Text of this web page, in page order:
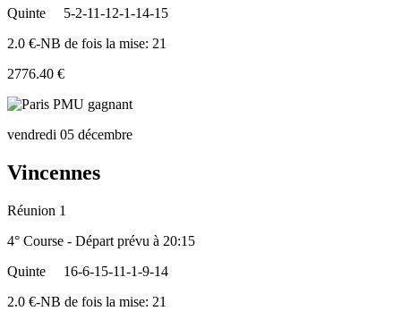
Quinte
5-2-11-12-1-14-15
2.0 €-NB de fois la mise: 21
2776.40 €
vendredi 05 décembre
Vincennes
Réunion 1
4° Course - Départ prévu à 20:15
Quinte
16-6-15-11-1-9-14
2.0 €-NB de fois la mise: 21